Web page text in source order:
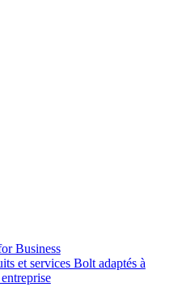
Business
et services Bolt adaptés à